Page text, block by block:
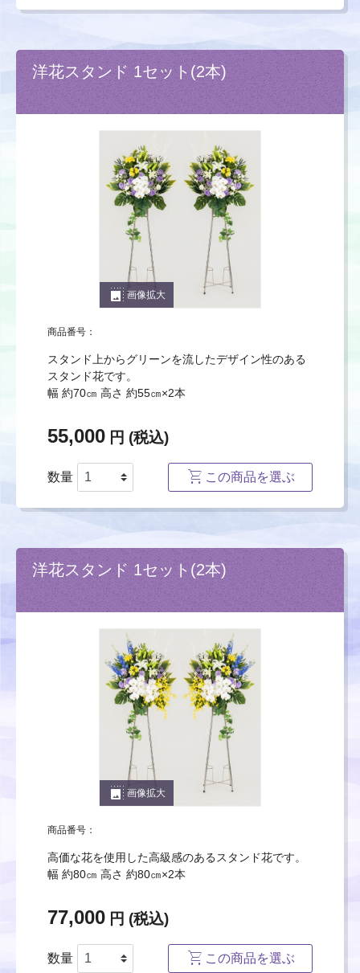
洋花スタンド 1セット(2本)
photo_size_select_large 画像拡大
商品番号：
スタンド上からグリーンを流したデザイン性のある
スタンド花です。
幅 約70㎝ 高さ 約55㎝×2本
55,000 円 (税込)
数量 この商品を選ぶ
洋花スタンド 1セット(2本)
photo_size_select_large 画像拡大
商品番号：
高価な花を使用した高級感のあるスタンド花です。
幅 約80㎝ 高さ 約80㎝×2本
77,000 円 (税込)
数量 この商品を選ぶ